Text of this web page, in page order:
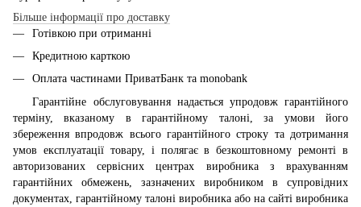
Більше інформації про доставку
Готівкою при отриманні
Кредитною карткою
Оплата частинами ПриватБанк та monobank
Гарантійне обслуговування надається упродовж гарантійного
терміну, вказаному в гарантійному талоні, за умови його
збереження впродовж всього гарантійного строку та дотримання
умов експлуатації товару, і полягає в безкоштовному ремонті в
авторизованих сервісних центрах виробника з врахуванням
гарантійних обмежень, зазначених виробником в супровідних
документах, гарантійному талоні виробника або на сайті виробника